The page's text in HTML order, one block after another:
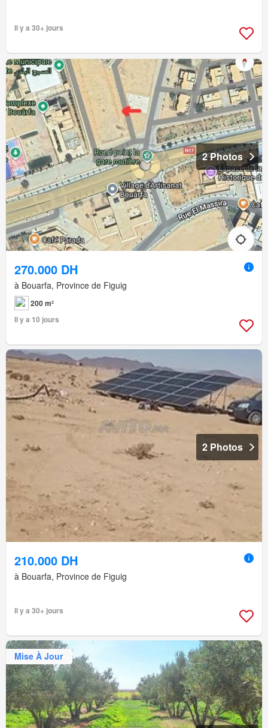
Il y a 30+ jours
2 Photos
270.000 DH
à Bouarfa, Province de Figuig
200 m²
Il y a 10 jours
2 Photos
210.000 DH
à Bouarfa, Province de Figuig
Il y a 30+ jours
Mise À Jour